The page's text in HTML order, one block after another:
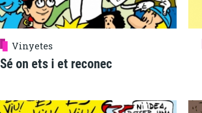
Vinyetes
Sé on ets i et reconec